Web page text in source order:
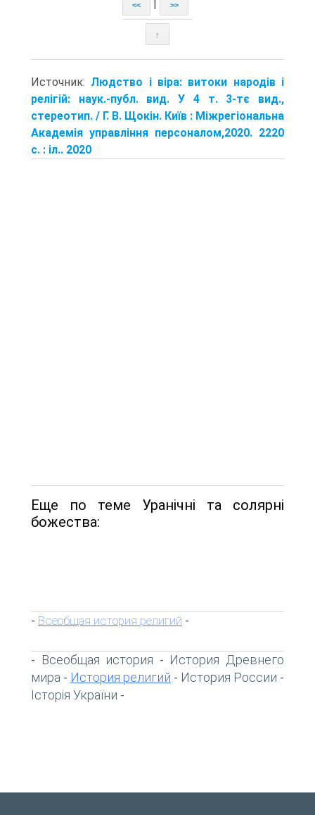
<< >>
↑
Источник: Людство і віра: витоки народів і
релігій: наук.-публ. вид. У 4 т. 3-тє вид.,
стереотип. / Г. В. Щокін. Київ : Міжрегіональна
Академія управління персоналом,2020. 2220
с. : іл.. 2020
Еще по теме Уранічні та солярні
божества:
- Всеобщая история религий -
- Всеобщая история - История Древнего
мира - История религий - История России -
Історія України -